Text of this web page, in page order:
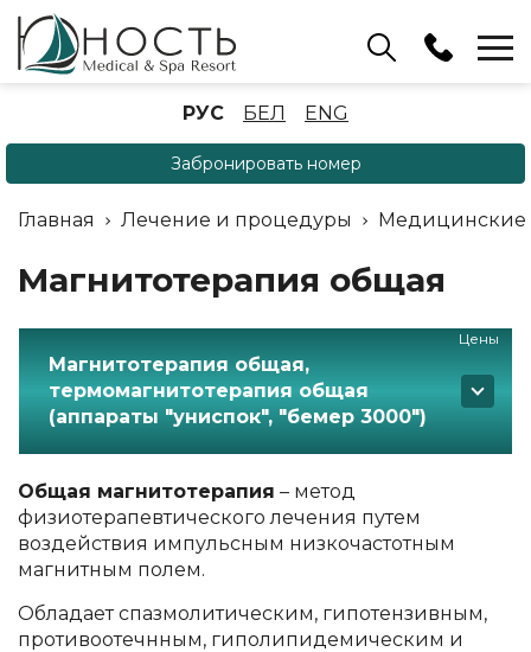
Бассейн
+375 (17) 503 93 22
Аренда беседок
+375 (33) 902 35 07
Отдел бронирования
+375 (17) 503 91 10
РУС БЕЛ ENG
Забронировать номер
Главная Лечение и процедуры Медицинские
Магнитотерапия общая
Магнитотерапия общая,
термомагнитотерапия общая
(аппараты "униспок", "бемер 3000")
Цены
Общая магнитотерапия – метод
физиотерапевтического лечения путем
воздействия импульсным низкочастотным
магнитным полем.
Обладает спазмолитическим, гипотензивным,
противоотечнным, гиполипидемическим и